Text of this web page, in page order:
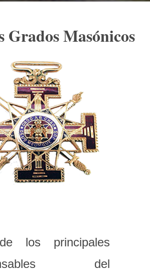
Grados Masónicos
los principales
del